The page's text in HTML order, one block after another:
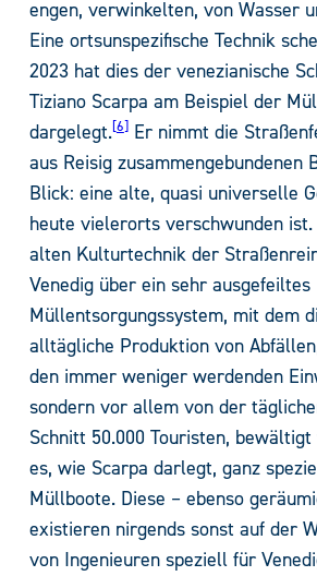
engen, verwinkelten, von Wasser
Eine ortsunspezifische Technik
2023 hat dies der venezianische
Tiziano Scarpa am Beispiel der
dargelegt. 6 Er nimmt die
aus Reisig zusammengebundenen
Blick: eine alte, quasi universelle
heute vielerorts verschwunden ist.
alten Kulturtechnik der
Venedig über ein sehr ausgefeiltes
Müllentsorgungssystem, mit dem
alltägliche Produktion von
den immer weniger werdenden
sondern vor allem von der
Schnitt 50.000 Touristen,
es, wie Scarpa darlegt, ganz
Müllboote. Diese – ebenso
existieren nirgends sonst auf der
von Ingenieuren speziell für